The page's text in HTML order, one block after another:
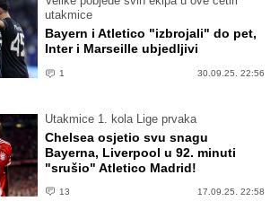
utakmice
Bayern i Atletico "izbrojali" do pet,
Inter i Marseille ubjedljivi
1 30.09.25. 22:56
Utakmice 1. kola Lige prvaka
Chelsea osjetio svu snagu
Bayerna, Liverpool u 92. minuti
"srušio" Atletico Madrid!
13 17.09.25. 22:58